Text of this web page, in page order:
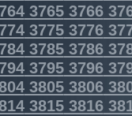
37653766
37753776
37853786
37953796
38053806
38153816